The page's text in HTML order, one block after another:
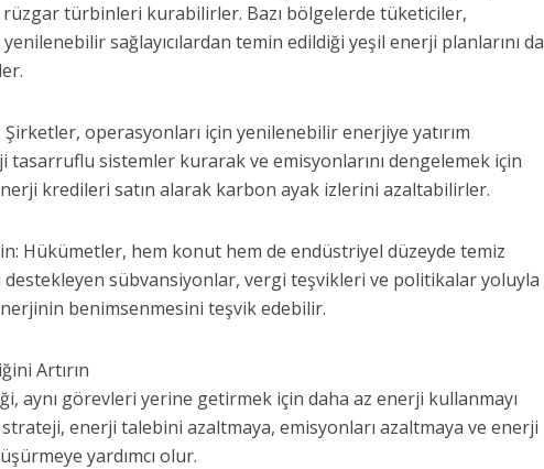
rüzgar türbinleri kurabilirler. Bazı bölgelerde tüketiciler,
sağlayıcılardan temin edildiği yeşil enerji planlarını da
operasyonları için yenilenebilir enerjiye yatırım
tasarruflu sistemler kurarak ve emisyonlarını dengelemek için
kredileri satın alarak karbon ayak izlerini azaltabilirler.
Hükümetler, hem konut hem de endüstriyel düzeyde temiz
destekleyen sübvansiyonlar, vergi teşvikleri ve politikalar yoluyla
benimsenmesini teşvik edebilir.
Artırın
aynı görevleri yerine getirmek için daha az enerji kullanmayı
enerji talebini azaltmaya, emisyonları azaltmaya ve enerji
yardımcı olur.